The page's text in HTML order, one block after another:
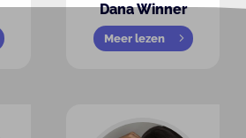
Dana Winner
Meer lezen